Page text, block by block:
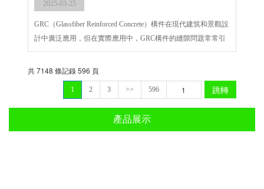
2025-03-25
GRC（Glassfiber Reinforced Concrete）構件在現代建筑和景觀設
計中廣泛應用，但在實際應用中，GRC構件的縫隙問題常常引
起關注。本文將探討GRC構件縫隙問題的解決方案以及在實際
應用中的應用情況。
共 7148 條記錄 596 頁
1 2 3 >> 596 跳轉
產品展示